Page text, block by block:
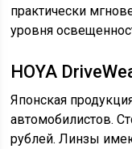
практически
уровня
HOYA
Японская
автомобилистов.
рублей. Линзы